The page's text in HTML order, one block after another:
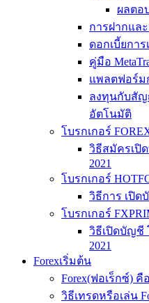
ผลตอ
การฝากแล
ดอกเบี้ยการ
คู่มือ
แพลตฟอร์ม
ลงทุนกับสัญ
อัตโนมัติ
โบรกเกอร์
วิธีสมัครเปิ
2021
โบรกเกอร์
วิธีการ เปิด
โบรกเกอร์
วิธีเปิดบัญชี
2021
Forexเริ่มต้น
Forex(ฟอเร็กซ์)
วิธีเทรดหรือเล่น